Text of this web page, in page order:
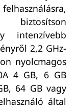
biztosítson
intenzívebb
2,2 GHz-
nyolcmagos
4 GB, 6 GB
64 GB vagy
által